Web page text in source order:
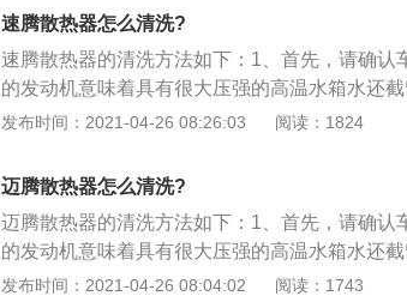
系统中有硬水垢，需延长运转时间1048h；3、
水，换上防冻液或干净的冷却水。
速腾散热器怎么清洗?
速腾散热器的清洗方法如下：1、首先，请确认
的发动机意味着具有很大压强的高温水箱水还
散热器盖子的时候很有可能会将你烫伤。冷的
洗掉堆积在散热器铁格上的脏物。务必要顺着
因为这种金属非常脆，很容易弯曲变形。清洗
冲洗一下。以确保将所有的污秽都清洗掉；3、
盖、一个底部的较小橡胶封铅和一个连在两者
之间的拉力确保盖子保持压力，所以，如果两
发布时间：2021-04-26 08:26:03 阅读：1824
迈腾散热器怎么清洗?
迈腾散热器的清洗方法如下：1、首先，请确认
的发动机意味着具有很大压强的高温水箱水还
散热器盖子的时候很有可能会将你烫伤。冷的
发布时间：2021-04-26 08:04:02 阅读：1743